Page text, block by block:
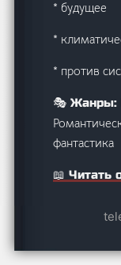
* будущее
*
* против
🎭 Жанры:
фантастика
📖 Читать